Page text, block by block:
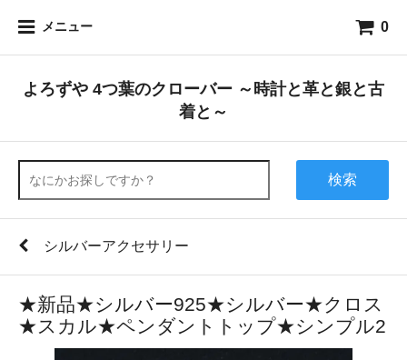
メニュー 0
よろずや 4つ葉のクローバー ～時計と革と銀と古
着と～
検索
シルバーアクセサリー
★新品★シルバー925★シルバー★クロス
★スカル★ペンダントトップ★シンプル2